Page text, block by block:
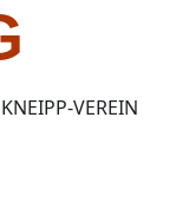
VEREIN